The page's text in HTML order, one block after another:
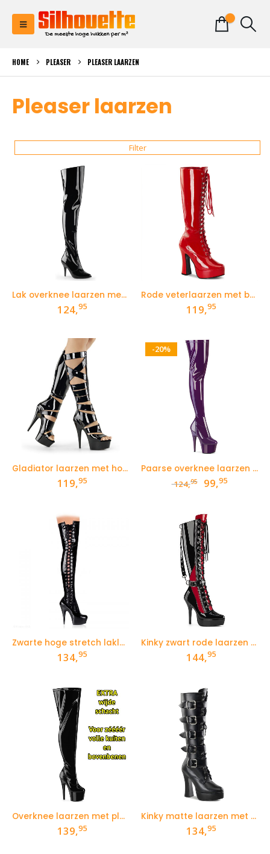
HOME PLEASER PLEASER LAARZEN
Pleaser laarzen
Filter
Lak overknee laarzen met lagere naaldhak
124,95
Rode veterlaarzen met brede hak en plateau
119,95
Gladiator laarzen met hoge hakken en plateau
119,95
-20%
Paarse overknee laarzen met plateau en naaldhak
124,95
prijs
124,95.
99,95Huidige
Zwarte hoge stretch laklaarzen met veters aan de zijkant, ronde neus en naaldhakken
134,95
Kinky zwart rode laarzen met enkelband en ketting
144,95
Overknee laarzen met plateau voor dikke benen
139,95
Kinky matte laarzen met gespen en brede hak
134,95